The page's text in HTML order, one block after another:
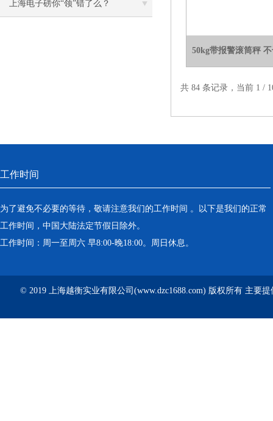
上海电子磅你“领”错了么？
50kg带报警滚筒秤
共 84 条记录，当前 1
工作时间
为了避免不必要的等待，敬请注意我们的工作时间 。以下是我们的正常
工作时间，中国大陆法定节假日除外。
工作时间：周一至周六 早8:00-晚18:00。周日休息。
© 2019 上海越衡实业有限公司(www.dzc1688.com) 版权所有 主要提